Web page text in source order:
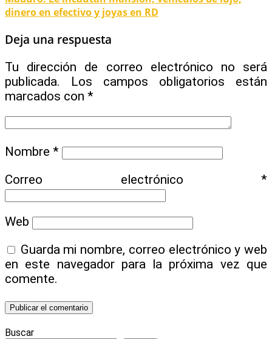
dinero en efectivo y joyas en RD
Deja una respuesta
Tu dirección de correo electrónico no será
publicada.
Los campos obligatorios están
marcados con *
Nombre *
Correo electrónico *
Web
Guarda mi nombre, correo electrónico y web
en este navegador para la próxima vez que
comente.
Buscar